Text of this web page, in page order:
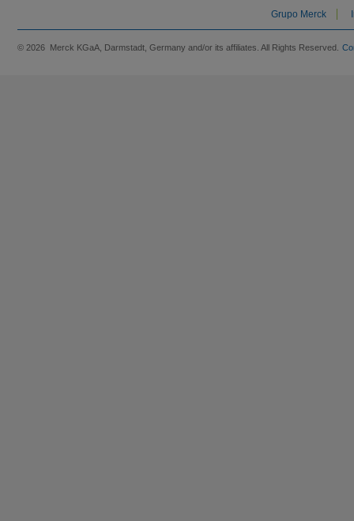
Grupo Merck
© 2026 Merck KGaA, Darmstadt, Germany and/or its affiliates. All Rights Reserved.